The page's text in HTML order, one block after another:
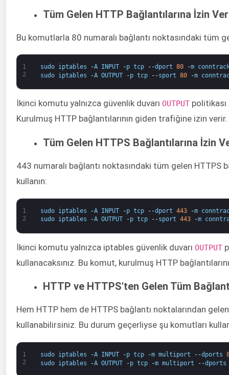
Tüm Gelen HTTP Bağlantılarına İzin
Bu komutlarla 80 numaralı bağlantı noktasındaki tüm
1
2
sudo iptables -A INPUT -p tcp --dport 80 -m
sudo
iptables -A OUTPUT -p tcp --sport 80 -m
İkinci komutu yalnızca güvenlik duvarı ​ OUTPUT​ politikası
Kurulmuş HTTP bağlantılarının giden trafiğine izin verir.
Tüm Gelen HTTPS Bağlantılarına İzin
443 numaralı bağlantı noktasındaki tüm gelen HTTPS
kullanın:
1
2
sudo iptables -A INPUT -p tcp --dport 443 -m
sudo
iptables -A OUTPUT -p tcp --sport 443 -m
İkinci komutu yalnızca iptables güvenlik duvarı ​ OUTPUT
kullanacaksınız. Bu komut, kurulmuş HTTP
HTTP ve HTTPS'ten Gelen Tüm
Hem HTTP hem de HTTPS bağlantı noktalarından
kullanabilirsiniz. Bu durum geçerliyse şu komutları
1
2
sudo iptables -A INPUT -p tcp -m multiport --dports
sudo
iptables -A OUTPUT -p tcp -m multiport --dports